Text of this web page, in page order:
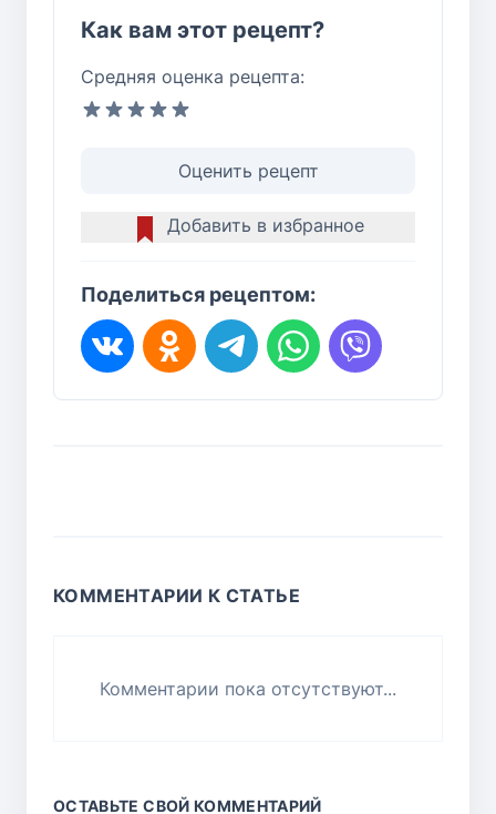
Как вам этот рецепт?
Средняя оценка рецепта:
Оценить рецепт
Добавить в избранное
Поделиться рецептом:
КОММЕНТАРИИ К СТАТЬЕ
Комментарии пока отсутствуют...
ОСТАВЬТЕ СВОЙ КОММЕНТАРИЙ